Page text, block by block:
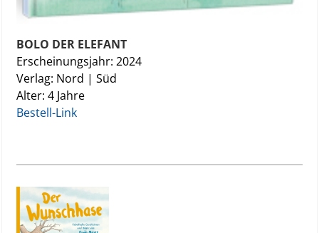
BOLO DER ELEFANT
Erscheinungsjahr: 2024
Verlag: Nord | Süd
Alter: 4 Jahre
Bestell-Link